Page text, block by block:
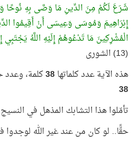
شَرَعَ لَكُمْ مِنَ الدِّينِ مَا وَصَّى بِهِ نُوحًا
إِبْرَاهِيمَ وَمُوسَى وَعِيسَى أَنْ أَقِيمُوا
الْمُشْرِكِينَ مَا تَدْعُوهُمْ إِلَيْهِ اللَّهُ
(13) الشورى
هذه الآية عدد كلماتها38كلمة، وعدد حروفها 152
38
تأمّلوا هذا التشابك المذهل في
حقًّا.. لو كان من عند غير الله لوجدوا